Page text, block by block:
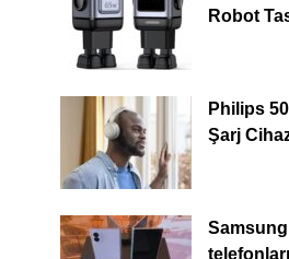
Robot
Philips
Şarj